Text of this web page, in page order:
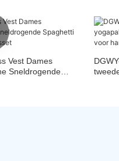
Vest Dames
Sneldrogende